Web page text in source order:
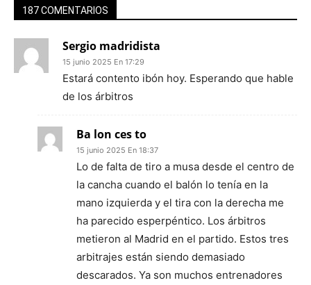
187 COMENTARIOS
Sergio madridista
15 junio 2025 En 17:29
Estará contento ibón hoy. Esperando que hable
de los árbitros
Ba lon ces to
15 junio 2025 En 18:37
Lo de falta de tiro a musa desde el centro de
la cancha cuando el balón lo tenía en la
mano izquierda y el tira con la derecha me
ha parecido esperpéntico. Los árbitros
metieron al Madrid en el partido. Estos tres
arbitrajes están siendo demasiado
descarados. Ya son muchos entrenadores